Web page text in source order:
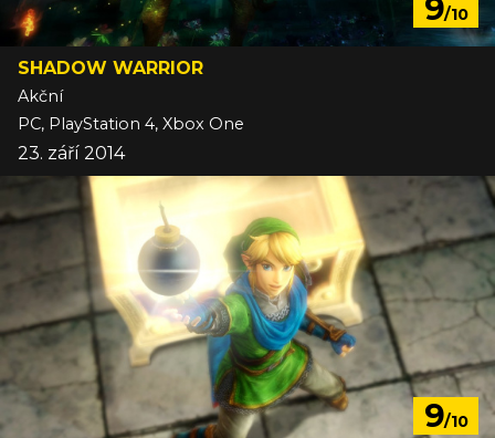
9/10
SHADOW WARRIOR
Akční
PC, PlayStation 4, Xbox One
23. září 2014
9/10